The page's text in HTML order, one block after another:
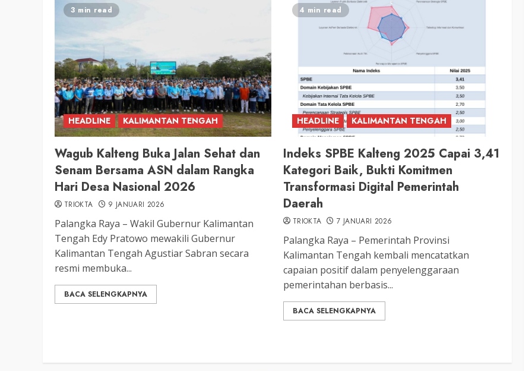
3 min read
HEADLINE KALIMANTAN TENGAH
Wagub Kalteng Buka Jalan Sehat dan
Senam Bersama ASN dalam Rangka
Hari Desa Nasional 2026
TRIOKTA 9 JANUARI 2026
Palangka Raya – Wakil Gubernur Kalimantan
Tengah Edy Pratowo mewakili Gubernur
Kalimantan Tengah Agustiar Sabran secara
resmi membuka...
BACA SELENGKAPNYA
4 min read
HEADLINE KALIMANTAN TENGAH
Indeks SPBE Kalteng 2025 Capai 3,41
Kategori Baik, Bukti Komitmen
Transformasi Digital Pemerintah
Daerah
TRIOKTA 7 JANUARI 2026
Palangka Raya – Pemerintah Provinsi
Kalimantan Tengah kembali mencatatkan
capaian positif dalam penyelenggaraan
pemerintahan berbasis...
BACA SELENGKAPNYA